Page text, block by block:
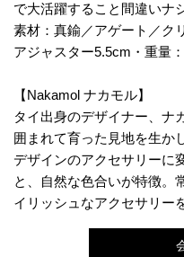
で大活躍すること間違いナ
素材：真鍮／アゲート／ク
アジャスター5.5cm・重量
【Nakamol ナカモル】
タイ出身のデザイナー、ナ
囲まれて育った見地を生か
デザインのアクセサリーに
と、自然な色合いが特徴。
イリッシュなアクセサリー